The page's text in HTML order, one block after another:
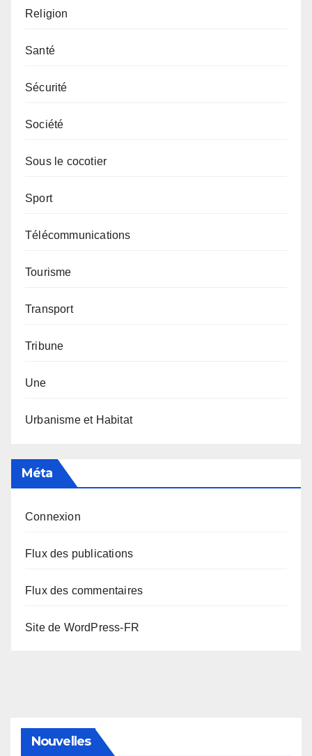
Religion
Santé
Sécurité
Société
Sous le cocotier
Sport
Télécommunications
Tourisme
Transport
Tribune
Une
Urbanisme et Habitat
Méta
Connexion
Flux des publications
Flux des commentaires
Site de WordPress-FR
Nouvelles